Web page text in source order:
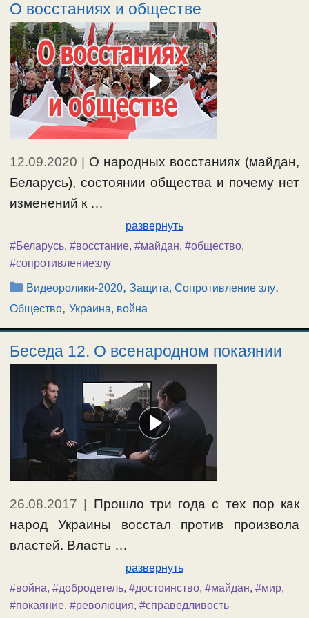
О восстаниях и обществе
12.09.2020 | О народных восстаниях (майдан,
Беларусь), состоянии общества и почему нет
изменений к …
развернуть
#Беларусь, #восстание, #майдан, #общество,
#сопротивлениезлу
Рубрики
Видеоролики-2020,Защита, Сопротивление злу,
Общество, Украина, война
Беседа 12. О всенародном покаянии
26.08.2017
Прошло три года с тех пор как
народ Украины восстал против произвола
властей. Власть …
развернуть
#война, #добродетель, #достоинство, #майдан, #мир,
#покаяние, #революция, #справедливость